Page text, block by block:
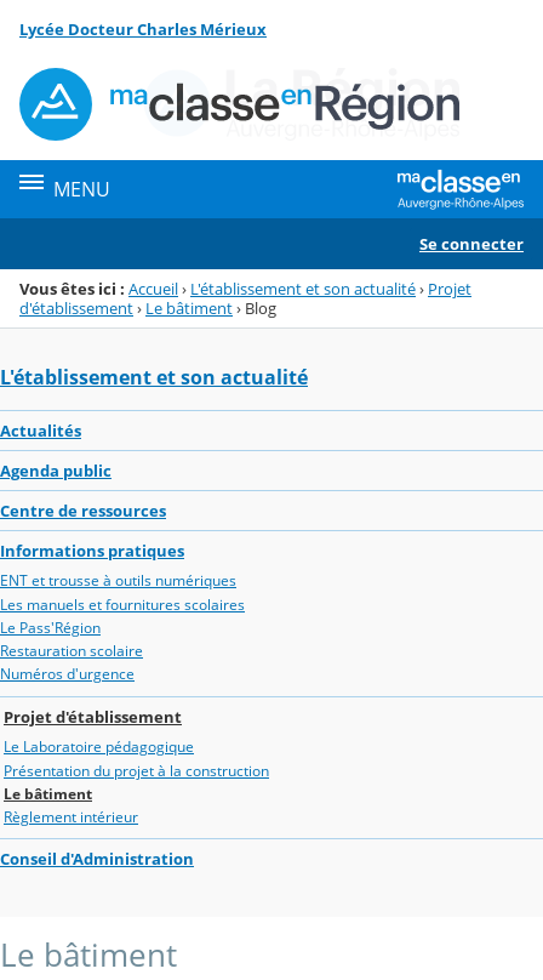
Menu de la rubrique
Contenu
Lycée Docteur Charles Mérieux
MENU
Se connecter
Vous êtes ici : Accueil› L'établissement et son actualité› Projet
d'établissement› Le bâtiment› Blog
L'établissement et son actualité
Actualités
Agenda public
Centre de ressources
Informations pratiques
ENT et trousse à outils numériques
Les manuels et fournitures scolaires
Le Pass'Région
Restauration scolaire
Numéros d'urgence
Projet d'établissement
Le Laboratoire pédagogique
Présentation du projet à la construction
Le bâtiment
Règlement intérieur
Conseil d'Administration
Le bâtiment